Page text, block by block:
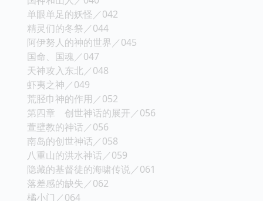
单眼单足的妖怪／042
精灵们的冬祭／044
阿伊努人的神的世界／045
国命、国魂／047
天神攻入东北／048
虾夷之神／049
荒胫巾神的作用／052
第四章 创世神话的展开／056
萱壁教的神话／056
南岛的创世神话／058
八重山的洪水神话／059
隐藏的基督徒的海啸传说／061
落差感的缺失／062
橘小门／064